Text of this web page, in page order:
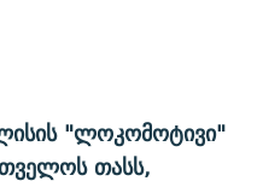
"ლოკომოტივი"
თასს,